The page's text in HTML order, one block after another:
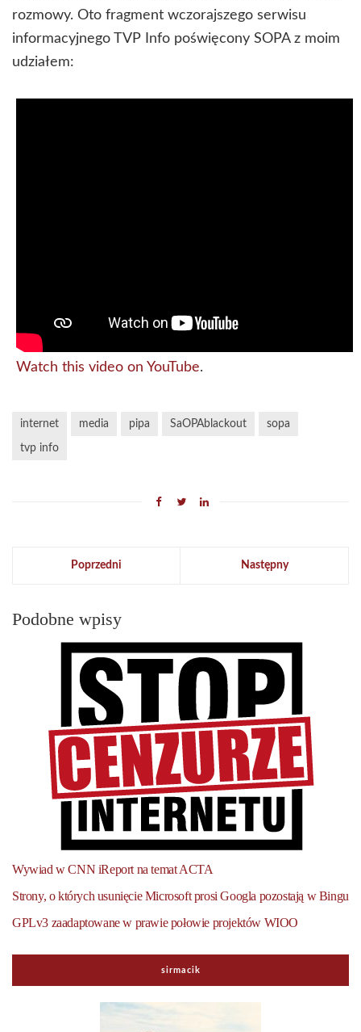
rozmowy. Oto fragment wczorajszego serwisu
informacyjnego TVP Info poświęcony SOPA z moim
udziałem:
Watch this video on YouTube.
internet media pipa SaOPAblackout sopa
tvp info
Poprzedni Następny
Podobne wpisy
Wywiad w CNN iReport na temat ACTA
Strony, o których usunięcie Microsoft prosi Googla pozostają w Bingu
GPLv3 zaadaptowane w prawie połowie projektów WIOO
sirmacik